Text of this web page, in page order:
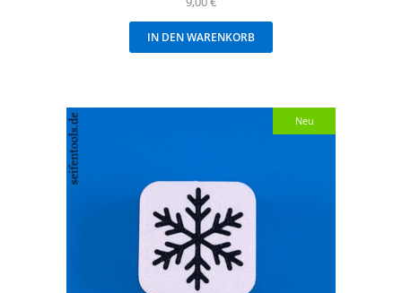
IN DEN WARENKORB
Neu